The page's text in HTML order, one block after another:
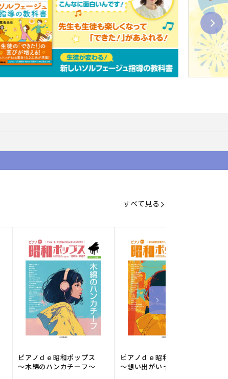
すべて見る
ピアノｄｅ昭和ポップス
～木綿のハンカチーフ～
ピアノｄｅ昭和ポップス
～想い出がいっぱい～